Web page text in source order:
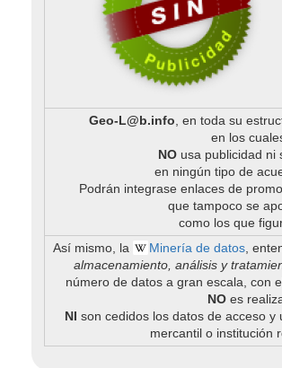
Geo-L@b.info, en toda su
en los
NO usa publicidad ni
en ningún tipo de
Podrán integrase enlaces de
que tampoco se
como los que
Así mismo, la
Minería de datos,
almacenamiento, análisis y
número de datos a gran escala, con
NO es
NI son cedidos los datos de acceso
mercantil o institución